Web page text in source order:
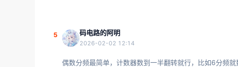
5 码电路的阿明
2026-02-02 12:14
偶数分频最简单，计数器数到一半翻转就行，比如6分频